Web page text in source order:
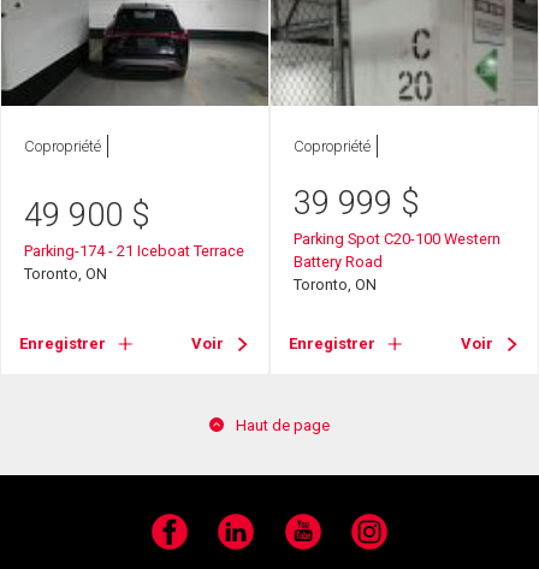
Copropriété
49 900 $
Parking-174 - 21 Iceboat Terrace
Toronto, ON
Enregistrer Voir
Copropriété
39 999 $
Parking Spot C20-100 Western
Battery Road
Toronto, ON
Enregistrer Voir
Haut de page
Facebook LinkedIn YouTube Instagram